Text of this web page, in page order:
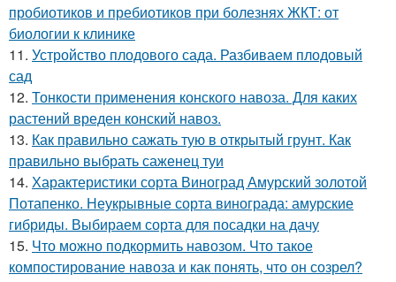
пробиотиков и пребиотиков при болезнях ЖКТ: от
биологии к клинике
11. Устройство плодового сада. Разбиваем плодовый
сад
12. Тонкости применения конского навоза. Для каких
растений вреден конский навоз.
13. Как правильно сажать тую в открытый грунт. Как
правильно выбрать саженец туи
14. Характеристики сорта Виноград Амурский золотой
Потапенко. Неукрывные сорта винограда: амурские
гибриды. Выбираем сорта для посадки на дачу
15. Что можно подкормить навозом. Что такое
компостирование навоза и как понять, что он созрел?